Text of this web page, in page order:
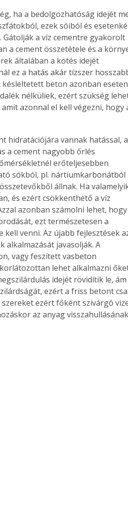
ha a bedolgozhatóság idejét
ezek sóiból és
a víz cementre gyakorolt
a cement összetétele és a
általában a kötés idejét
ez a hatás akár tízszer
késleltetett beton azonban
nélküliek, ezért szükség
azonnal el kell végezni, hogy
hidratációjára vannak hatással,
a cement nagyobb őrlés
erőteljesebben
sókból, pl. nártiumkarbonátból
állnak. Ha
és ezért csökkenthető a víz
azonban számolni lehet, hogy
ezt természetesen a
venni. Az újabb fejlesztések
javasolják. A
vagy feszített vasbeton
lehet alkalmazni
idejét rövidítik le, ám
ezért a friss betont
ezért főként szivárgó
az anyag visszahullásának